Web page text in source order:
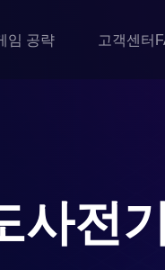
임 공략 고객센터
사전